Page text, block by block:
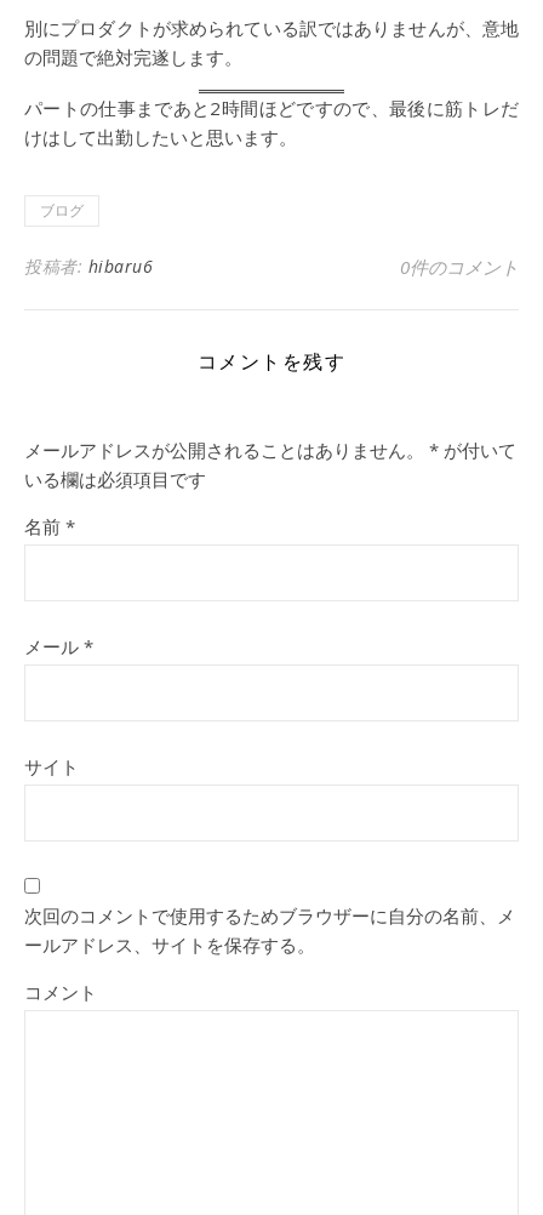
別にプロダクトが求められている訳ではありませんが、意地
の問題で絶対完遂します。
パートの仕事まであと2時間ほどですので、最後に筋トレだ
けはして出勤したいと思います。
ブログ
投稿者: hibaru6 0件のコメント
コメントを残す
メールアドレスが公開されることはありません。 * が付いて
いる欄は必須項目です
名前 *
メール *
サイト
次回のコメントで使用するためブラウザーに自分の名前、メ
ールアドレス、サイトを保存する。
コメント